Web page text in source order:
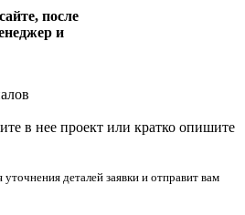
после
и
в нее проект или кратко опишите
деталей заявки и отправит вам